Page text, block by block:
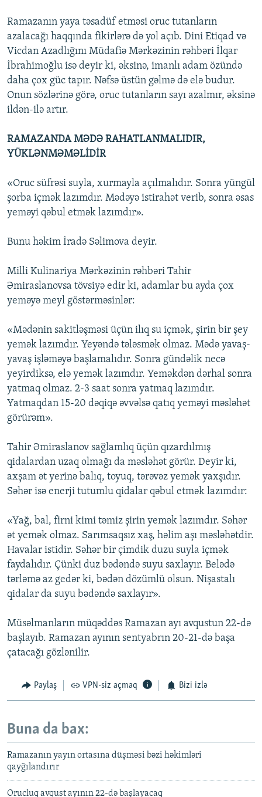
Ramazanın yaya təsadüf etməsi oruc tutanların
azalacağı haqqında fikirlərə də yol açıb. Dini Etiqad və
Vicdan Azadlığını Müdafiə Mərkəzinin rəhbəri İlqar
İbrahimoğlu isə deyir ki, əksinə, imanlı adam özündə
daha çox güc tapır. Nəfsə üstün gəlmə də elə budur.
Onun sözlərinə görə, oruc tutanların sayı azalmır, əksinə
ildən-ilə artır.
RAMAZANDA MƏDƏ RAHATLANMALIDIR,
YÜKLƏNMƏMƏLİDİR
«Oruc süfrəsi suyla, xurmayla açılmalıdır. Sonra yüngül
şorba içmək lazımdır. Mədəyə istirahət verib, sonra əsas
yeməyi qəbul etmək lazımdır».
Bunu həkim İradə Səlimova deyir.
Milli Kulinariya Mərkəzinin rəhbəri Tahir
Əmiraslanovsa tövsiyə edir ki, adamlar bu ayda çox
yeməyə meyl göstərməsinlər:
«Mədənin sakitləşməsi üçün ilıq su içmək, şirin bir şey
yemək lazımdır. Yeyəndə tələsmək olmaz. Mədə yavaş-
yavaş işləməyə başlamalıdır. Sonra gündəlik necə
yeyirdiksə, elə yemək lazımdır. Yeməkdən dərhal sonra
yatmaq olmaz. 2-3 saat sonra yatmaq lazımdır.
Yatmaqdan 15-20 dəqiqə əvvəlsə qatıq yeməyi məsləhət
görürəm».
Tahir Əmiraslanov sağlamlıq üçün qızardılmış
qidalardan uzaq olmağı da məsləhət görür. Deyir ki,
axşam ət yerinə balıq, toyuq, tərəvəz yemək yaxşıdır.
Səhər isə enerji tutumlu qidalar qəbul etmək lazımdır:
«Yağ, bal, firni kimi təmiz şirin yemək lazımdır. Səhər
ət yemək olmaz. Sarımsaqsız xaş, həlim aşı məsləhətdir.
Havalar istidir. Səhər bir çimdik duzu suyla içmək
faydalıdır. Çünki duz bədəndə suyu saxlayır. Belədə
tərləmə az gedər ki, bədən dözümlü olsun. Nişastalı
qidalar da suyu bədəndə saxlayır».
Müsəlmanların müqəddəs Ramazan ayı avqustun 22-də
başlayıb. Ramazan ayının sentyabrın 20-21-də başa
çatacağı gözlənilir.
Paylaş VPN-siz açmaq Bizi izlə
Buna da bax:
Ramazanın yayın ortasına düşməsi bəzi həkimləri
qayğılandırır
Orucluq avqust ayının 22-də başlayacaq